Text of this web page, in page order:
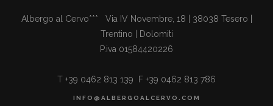
Albergo al Cervo*** Via IV Novembre, 18 | 38038 Tesero |
Trentino | Dolomiti
P.iva 01584420226
T +39 0462 813 139 F +39 0462 813 786
INFO@ALBERGOALCERVO.COM